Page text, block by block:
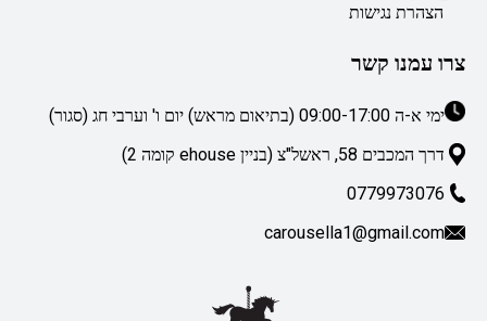
הצהרת נגישות
צרו עמנו קשר
ימי א-ה 09:00-17:00 (בתיאום מראש) יום ו' וערבי חג (סגור)
דרך המכבים 58, ראשל"צ (בניין ehouse קומה 2)
0779973076
carousella1@gmail.com